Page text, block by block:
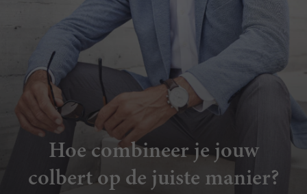
Hoe combineer je jouw
colbert op de juiste manier?